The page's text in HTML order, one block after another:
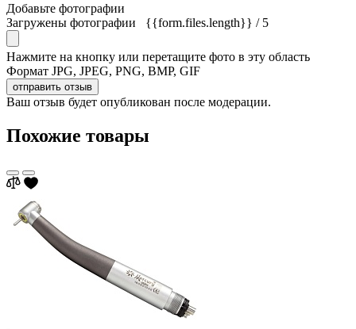
Добавьте фотографии
Загружены фотографии
{{form.files.length}} / 5
Нажмите на кнопку или перетащите фото в эту область
Формат JPG, JPEG, PNG, BMP, GIF
отправить отзыв
Ваш отзыв будет опубликован после модерации.
Похожие товары